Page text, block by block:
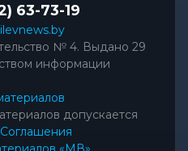
63-73-19
№ 4. Выдано 29
информации
допускается
Соглашения